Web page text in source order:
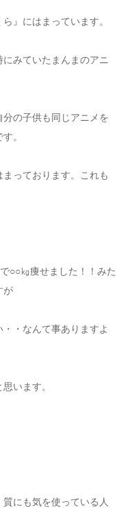
』にはまっています。
みていたまんまのアニ
の子供も同じアニメを
。
っております。これも
○○㎏痩せました！！みた
が
・なんて事ありますよ
います。
にも気を使っている人